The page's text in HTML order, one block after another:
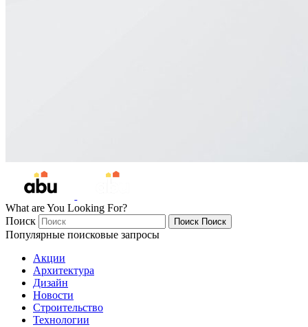
What are You Looking For?
Поиск
Поиск Поиск
Популярные поисковые запросы
Акции
Архитектура
Дизайн
Новости
Строительство
Технологии